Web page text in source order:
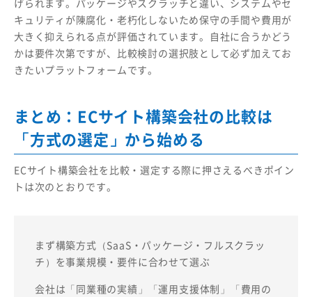
キュリティが陳腐化・老朽化しないため保守の手間や費用が
大きく抑えられる点が評価されています。自社に合うかどう
かは要件次第ですが、比較検討の選択肢として必ず加えてお
きたいプラットフォームです。
まとめ：ECサイト構築会社の比較は
「方式の選定」から始める
ECサイト構築会社を比較・選定する際に押さえるべきポイン
トは次のとおりです。
まず構築方式（SaaS・パッケージ・フルスクラッ
チ）を事業規模・要件に合わせて選ぶ
会社は「同業種の実績」「運用支援体制」「費用の